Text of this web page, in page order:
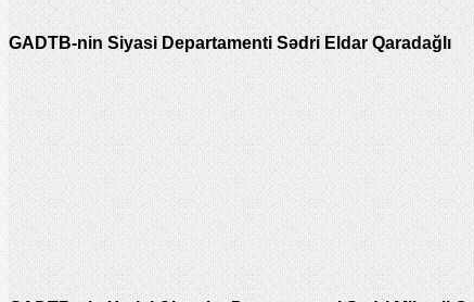
GADTB-nin Siyasi Departamenti Sədri Eldar Qaradağlı